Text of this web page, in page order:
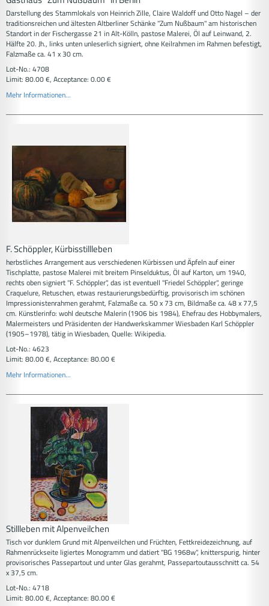
Darstellung des Stammlokals von Heinrich Zille, Claire Waldoff und Otto Nagel – der
traditionsreichen und ältesten Altberliner Schänke "Zum Nußbaum" am historischen
Standort in der Fischergasse 21 in Alt-Kölln, pastose Malerei, Öl auf Leinwand, 2.
Hälfte 20. Jh., links unten unleserlich signiert, ohne Keilrahmen im Rahmen befestigt,
Falzmaße ca. 41 x 30 cm.
Lot-No.: 4708
Limit: 80.00 €, Acceptance: 0.00 €
Mehr Informationen...
F. Schöppler, Kürbisstillleben
herbstliches Arrangement aus verschiedenen Kürbissen und Äpfeln auf einer
Tischplatte, pastose Malerei mit breitem Pinselduktus, Öl auf Karton, um 1940,
rechts oben signiert "F. Schöppler", das ist eventuell "Friedel Schöppler", geringe
Craquelure, Retuschen, etwas restaurierungsbedürftig, provisorisch im schönen
Impressionistenrahmen gerahmt, Falzmaße ca. 50 x 73 cm, Bildmaße ca. 48 x 77,5
cm. Künstlerinfo: wohl deutsche Malerin (1906 bis 1984), Ehefrau des Hobbymalers,
Malermeisters und Präsidenten der Handwerkskammer Wiesbaden Karl Schöppler
(1905–1978), tätig in Wiesbaden, Quelle: Wikipedia.
Lot-No.: 4623
Limit: 80.00 €, Acceptance: 80.00 €
Mehr Informationen...
Stillleben mit Alpenveilchen
Tisch vor dunklem Grund mit Alpenveilchen und Früchten, Fettkreidezeichnung, auf
Rahmenrückseite ligiertes Monogramm und datiert "BG 1968w", knitterspurig, hinter
provisorisches Passepartout und unter Glas gerahmt, Passepartoutausschnitt ca. 54
x 37,5 cm.
Lot-No.: 4718
Limit: 80.00 €, Acceptance: 80.00 €